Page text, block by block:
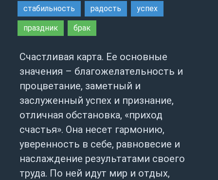
стабильность радость успех
праздник брак
Счастливая карта. Ее основные
значения – благожелательность и
процветание, заметный и
заслуженный успех и признание,
отличная обстановка, «приход
счастья». Она несет гармонию,
уверенность в себе, равновесие и
наслаждение результатами своего
труда. По ней идут мир и отдых,